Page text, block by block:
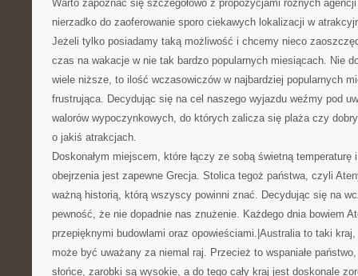
Warto zapoznać się szczegółowo z propozycjami różnych
nierzadko do zaoferowanie sporo ciekawych lokalizacji w
Jeżeli tylko posiadamy taką możliwość i chcemy nieco
czas na wakacje w nie tak bardzo popularnych miesiącach. Nie
wiele niższe, to ilość wczasowiczów w najbardziej popularnych
frustrująca. Decydując się na cel naszego wyjazdu weźmy pod
walorów wypoczynkowych, do których zalicza się plaża czy
o jakiś atrakcjach.
Doskonałym miejscem, które łączy ze sobą świetną
obejrzenia jest zapewne Grecja. Stolica tegoż państwa, czyli
ważną historią, którą wszyscy powinni znać. Decydując się na
pewność, że nie dopadnie nas znużenie. Każdego dnia bowiem
przepięknymi budowlami oraz opowieściami.|Australia to taki kraj,
może być uważany za niemal raj. Przecież to wspaniałe
słońce, zarobki są wysokie, a do tego cały kraj jest doskonale